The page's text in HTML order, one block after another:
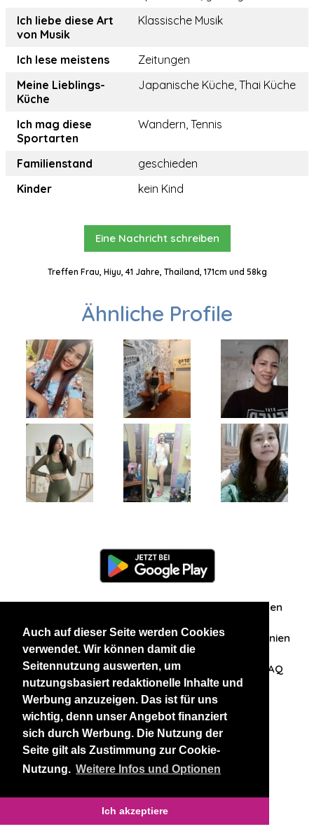
Auch auf dieser Seite werden Cookies
verwendet. Wir können damit die
Seitennutzung auswerten, um
nutzungsbasiert redaktionelle Inhalte und
Werbung anzuzeigen. Das ist für uns
wichtig, denn unser Angebot finanziert
sich durch Werbung. Die Nutzung der
Seite gilt als Zustimmung zur Cookie-
Nutzung. Weitere Infos und Optionen
Ich akzeptiere
Ich liebe diese Art
von Musik
Klassische Musik
Ich lese meistens
Zeitungen
Meine Lieblings-
Küche
Japanische Küche, Thai Küche
Ich mag diese
Sportarten
Wandern, Tennis
Familienstand
geschieden
Kinder
kein Kind
Eine Nachricht schreiben
Treffen Frau, Hiyu, 41 Jahre, Thailand, 171cm und 58kg
Ähnliche Profile
Zuschriften/Erfahrungen
Datenschutzerklärung AGB Datenschutzrichtlinien
Nehmen Sie Kontakt mit uns auf FAQ
Unsere anderen Websites
BlackAndBeauties RussianKisses